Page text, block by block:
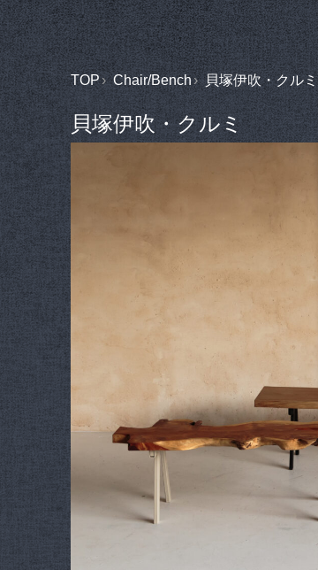
TOP Chair/Bench 貝塚伊吹・クルミ
貝塚伊吹・クルミ